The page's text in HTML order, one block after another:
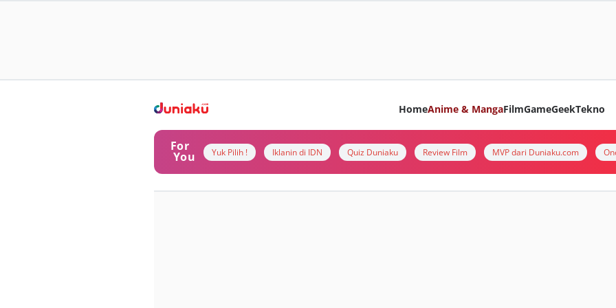
HomeAnime & MangaFilmGameGeekTekno
For
You Yuk Pilih ! Iklanin di IDN Quiz Duniaku Review Film MVP dari Duniaku.com